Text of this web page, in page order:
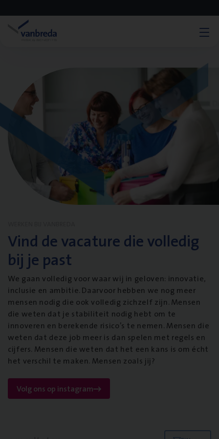
Vind de vacature die volledig
bij je past
We gaan volledig voor waar wij in geloven: innovatie,
inclusie en ambitie. Daarvoor hebben we nog meer
mensen nodig die ook volledig zichzelf zijn. Mensen
die weten dat je stabiliteit nodig hebt om te
innoveren en berekende risico’s te nemen. Mensen die
weten dat deze job meer is dan spelen met regels en
cijfers. Mensen die weten dat het een kans is om écht
het verschil te maken. Mensen zoals jij?
Volg ons op instagram